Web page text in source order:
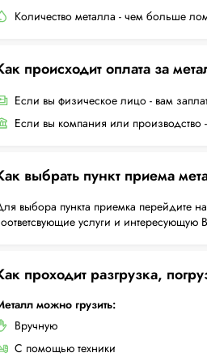
Количество металла - чем больше
происходит оплата за
Если вы физическое лицо - вам
Если вы компания или производство
выбрать пункт приема
выбора пункта приемка перейдите
услуги и интересующую
проходит разгрузка,
можно грузить:
Вручную
С помощью техники